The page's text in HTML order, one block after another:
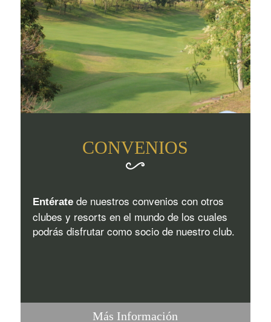
CONVENIOS
Entératede nuestros convenios con otros
clubes y resorts en el mundo de los cuales
podrás disfrutar como socio de nuestro club.
Más Información